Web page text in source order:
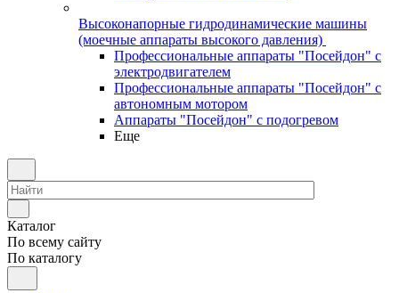
Высоконапорные гидродинамические машины
(моечные аппараты высокого давления)
Профессиональные аппараты "Посейдон" с
электродвигателем
Профессиональные аппараты "Посейдон" с
автономным мотором
Аппараты "Посейдон" с подогревом
Еще
Каталог
По всему сайту
По каталогу